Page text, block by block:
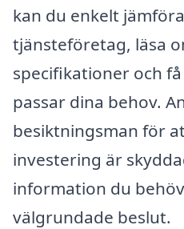
kan du enkelt
tjänsteföretag, läsa
specifikationer och
passar dina behov.
besiktningsman för
investering är
information du
välgrundade beslut.